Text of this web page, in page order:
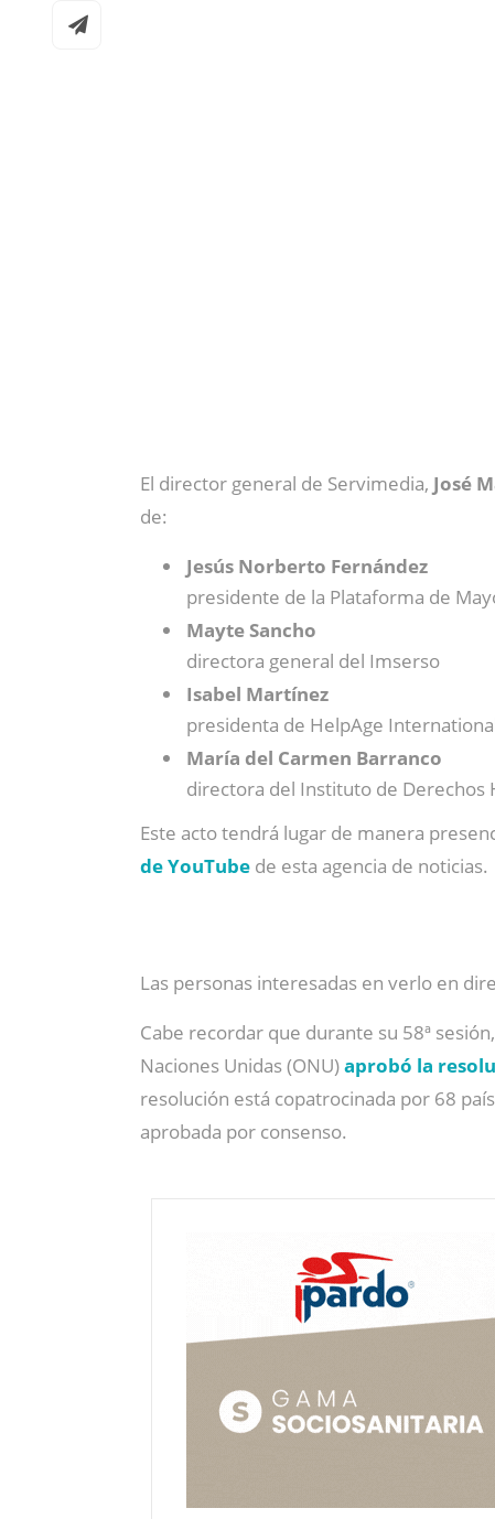
El director general de Servimedia, José
de:
Jesús Norberto Fernández
presidente de la Plataforma de
Mayte Sancho
directora general del Imserso
Isabel Martínez
presidenta de HelpAge
María del Carmen Barranco
directora del Instituto de Derechos
Este acto tendrá lugar de manera
de YouTube de esta agencia de noticias.
Las personas interesadas en verlo en
Cabe recordar que durante su 58ª
Naciones Unidas (ONU)aprobó la
resolución está copatrocinada por 68
aprobada por consenso.